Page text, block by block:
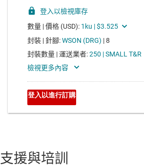
支援與培訓